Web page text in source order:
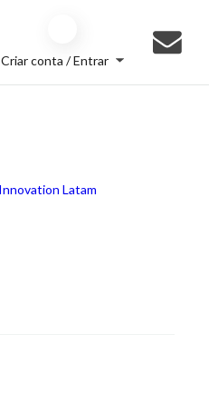
Criar conta / Entrar